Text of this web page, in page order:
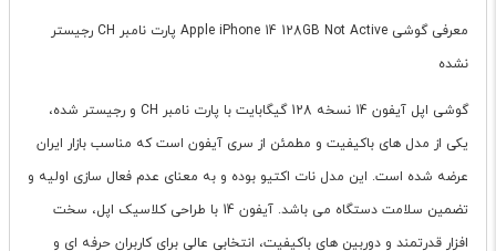
معرفی گوشی Apple iPhone 14 128GB Not Active پارت نامبر CH رجیستر
نشده
گوشی اپل آیفون 14 نسخه 128 گیگابایت با پارت نامبر CH و رجیستر شده،
یکی از مدل های باکیفیت و مطمئن از سری آیفون است که مناسب بازار ایران
عرضه شده است. این مدل نات اکتیو بوده و به معنای عدم فعال سازی اولیه و
تضمین سلامت دستگاه می باشد. آیفون 14 با طراحی کلاسیک اپل، سخت
افزار قدرتمند و دوربین های باکیفیت، انتخابی عالی برای کاربران حرفه ای و